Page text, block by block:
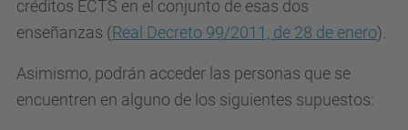
créditos ECTS en el conjunto de esas dos
enseñanzas (Real Decreto 99/2011, de 28 de enero).
Asimismo, podrán acceder las personas que se
encuentren en alguno de los siguientes supuestos: